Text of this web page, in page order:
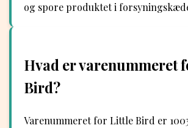
og spore produktet i
Hvad er varenummeret
Bird?
Varenummeret for Little Bird er